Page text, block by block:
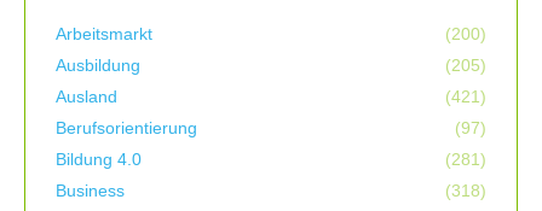
Arbeitsmarkt
(200)
Ausbildung
(205)
Ausland
(421)
Berufsorientierung
(97)
Bildung 4.0
(281)
Business
(318)